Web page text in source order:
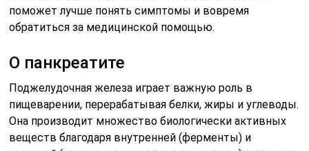
поможет лучше понять симптомы и вовремя
обратиться за медицинской помощью.
О панкреатите
Поджелудочная железа играет важную роль в
пищеварении, перерабатывая белки, жиры и углеводы.
Она производит множество биологически активных
веществ благодаря внутренней (ферменты) и